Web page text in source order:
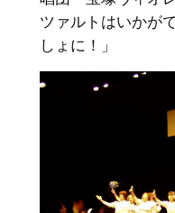
ツァルトはいかが
しょに！」